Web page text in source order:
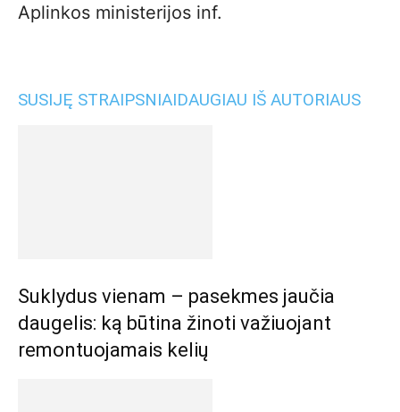
Aplinkos ministerijos inf.
SUSIJĘ STRAIPSNIAIDAUGIAU IŠ AUTORIAUS
Suklydus vienam – pasekmes jaučia
daugelis: ką būtina žinoti važiuojant
remontuojamais kelių